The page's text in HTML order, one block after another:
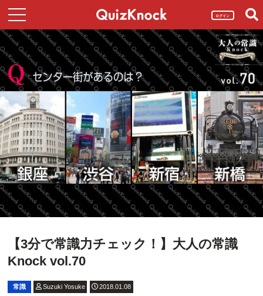
ログイン
【3分で常識力チェック！】大人の常識
Knock vol.70
常識 Suzuki Yosuke 2018.01.08